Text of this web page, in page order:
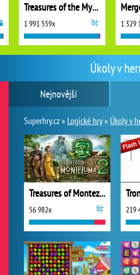
Úkoly v
Nejnovější
Superhry.cz » Logické hry» Úkoly v
Treasures of Montezuma 2 - Plná verze
56 982x 219
Treasures of the Mystic Sea
1 991 559x 1 329